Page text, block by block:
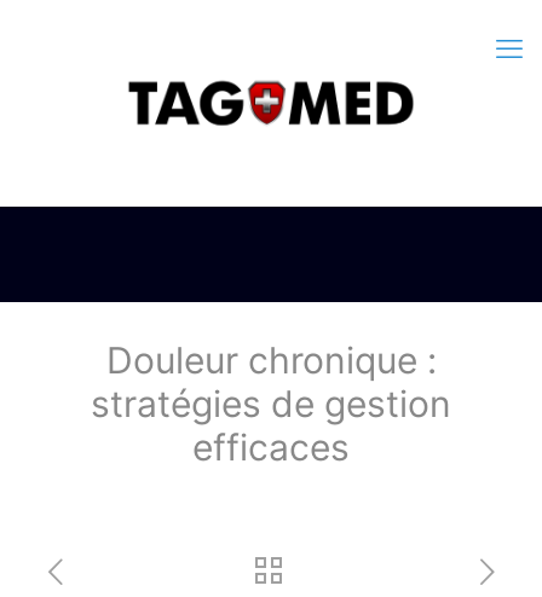
Douleur chronique :
stratégies de gestion
efficaces